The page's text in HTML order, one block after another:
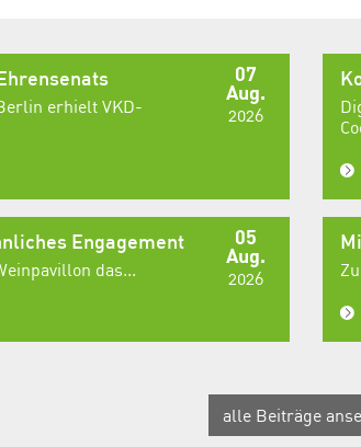
07
Aug.
2026
erhielt VKD-
05
Aug.
2026
Engagement
das...
alle Beiträge